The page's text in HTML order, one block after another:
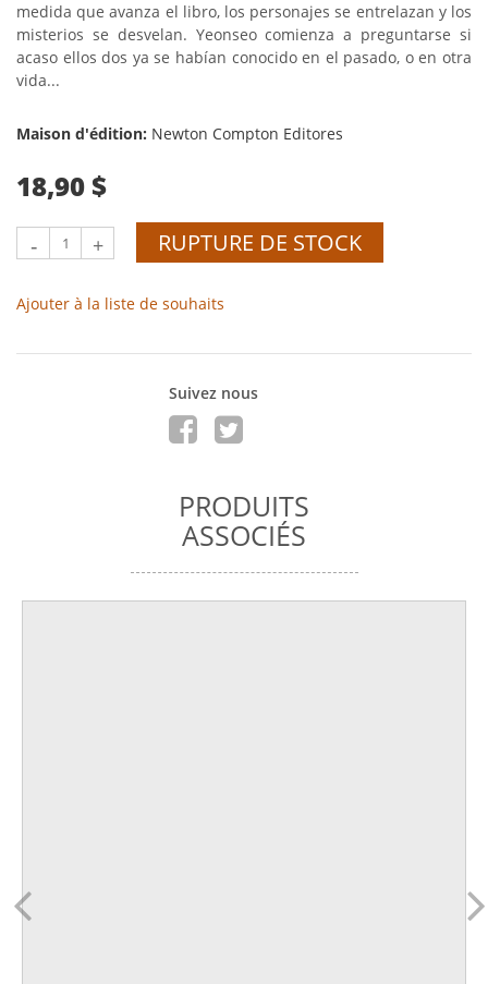
medida que avanza el libro, los personajes se entrelazan y los
misterios se desvelan. Yeonseo comienza a preguntarse si
acaso ellos dos ya se habían conocido en el pasado, o en otra
vida...
Maison d'édition: Newton Compton Editores
18,90 $
- + RUPTURE DE STOCK
Ajouter à la liste de souhaits
Suivez nous
PRODUITS
ASSOCIÉS